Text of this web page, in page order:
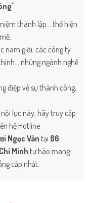
thành lập... thể hiện
nam giới, các công ty
những ngành nghề
điệp về sự thành công,
lực này, hãy truy cập
hệ Hotline
Ngọc Vân tại 86
Minh tự hào mang
cấp nhất.